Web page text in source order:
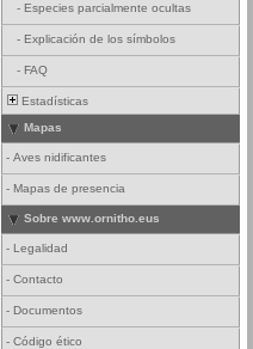
- Especies parcialmente ocultas
- Explicación de los símbolos
- FAQ
Estadísticas
Mapas
- Aves nidificantes
- Mapas de presencia
Sobre www.ornitho.eus
- Legalidad
- Contacto
- Documentos
- Código ético